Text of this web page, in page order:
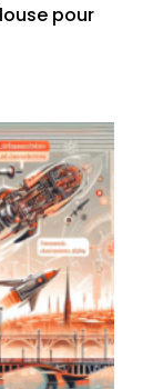
pour